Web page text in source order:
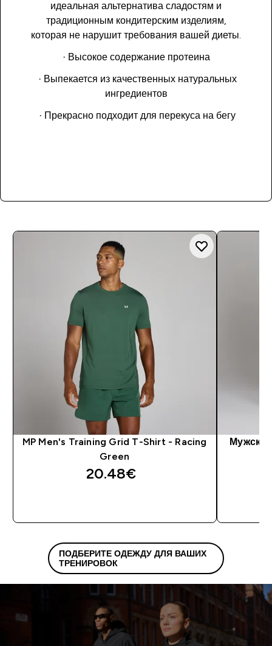
идеальная альтернатива сладостям и
традиционным кондитерским изделиям,
которая не нарушит требования вашей диеты.
· Высокое содержание протеина
· Выпекается из качественных натуральных
ингредиентов
· Прекрасно подходит для перекуса на бегу
MP Men's Training Grid T-Shirt - Racing
Green
20.48€‎
ПОДБЕРИТЕ ОДЕЖДУ ДЛЯ ВАШИХ
ТРЕНИРОВОК